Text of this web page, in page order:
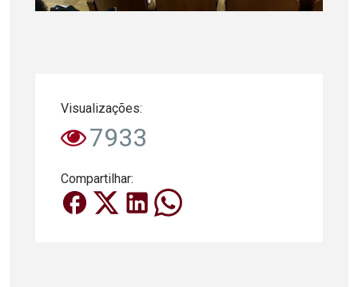
Visualizações:
7933
Compartilhar: